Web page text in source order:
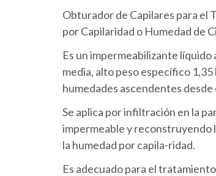
Obturador de Capilares para el
por Capilaridad o Humedad de
Es un impermeabilizante líquido
media, alto peso específico
humedades ascendentes
Se aplica por infiltración en la
impermeable y reconstruyendo
la humedad por capila-ridad.
Es adecuado para el